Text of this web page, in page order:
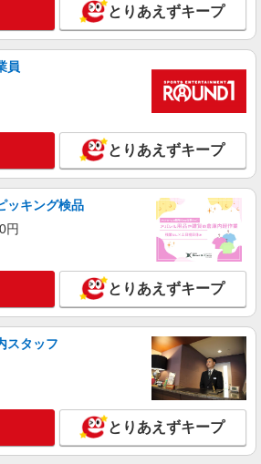
パン株式会社 21332_p
【アルバイト・パート】
円(試用期間2ヶ月) 残業が発生した場
残業代を1分単位で別途支給します。
ＮＨＫ放送技術研究所 （東京都世田谷区砧1-
詳細を見る
助スタッフ
時給1360円〜1460円 ※経験等による ★早朝時
あり ★希望収入がありましたら、ご相談い
れば希望条件に合うかの確認もいたしま
時間外手当別途支給 ★上記金額は働きがい
当を含みます。 ★働きがい向上手当※26年
定（地域により異なる） 社会保険加入者
＋50円
京都世田谷区喜多見1丁目31-10
詳細を見る
ン株式会社 39209_p
助【アルバイト・パート】
時給1,250円以上 試用期間中 時給1,250円以上
残業が発生した場合、残業代を1
とりあえずキープ
員
とりあえずキープ
ッキング検品
円
とりあえずキープ
スタッフ
とりあえずキープ